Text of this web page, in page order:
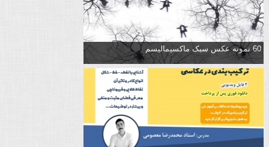
60 نمونه عکس سبک ماکسیمالیسم